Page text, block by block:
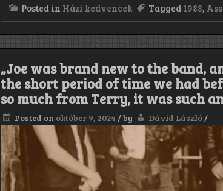
Posted in Házi kedvencek Tagged 1988,
„Joe was brand new to the band,
the short period of time we had
so much from Terry, it was such
Posted on október 9, 2024 /by Dávid László/